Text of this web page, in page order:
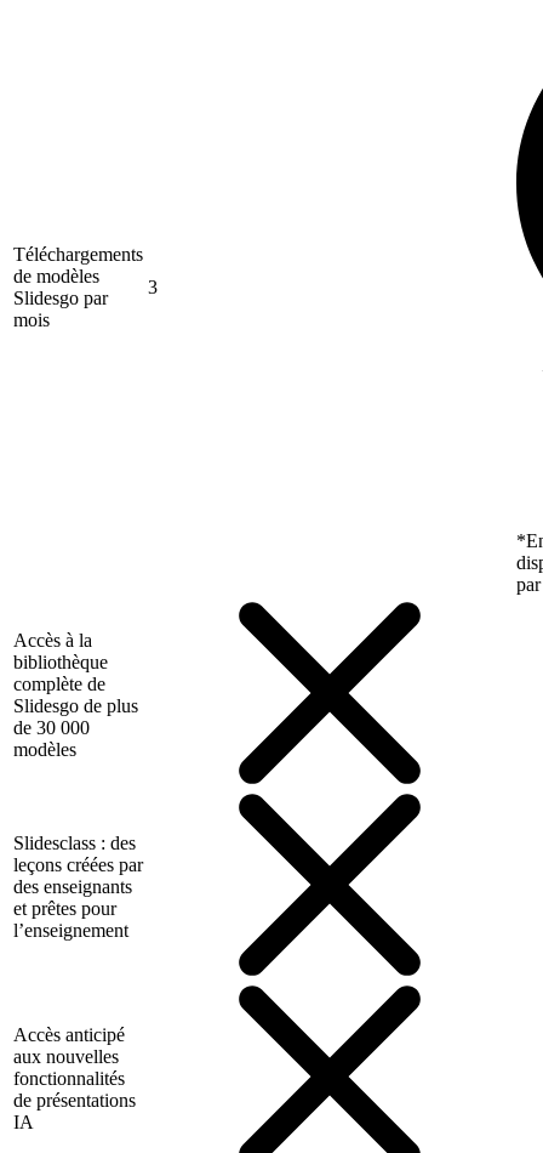
Téléchargements
de modèles
Slidesgo par
mois
3
Accès à la
bibliothèque
complète de
Slidesgo de plus
de 30 000
modèles
Slidesclass : des
leçons créées par
des enseignants
et prêtes pour
l’enseignement
Accès anticipé
aux nouvelles
fonctionnalités
de présentations
IA